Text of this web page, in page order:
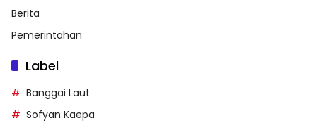
Berita
Pemerintahan
Label
Banggai Laut
Sofyan Kaepa